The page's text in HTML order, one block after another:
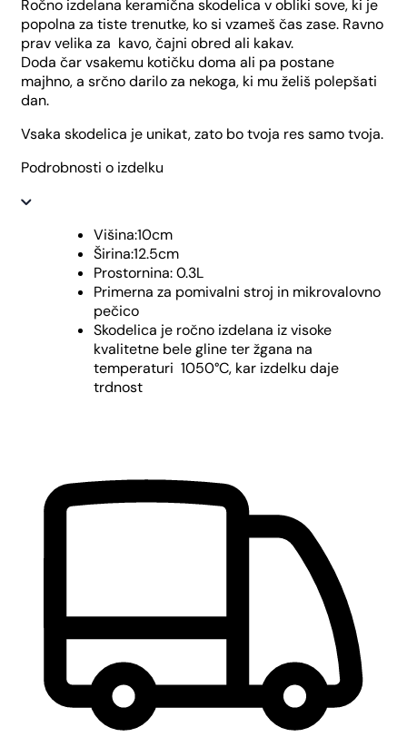
Ročno izdelana keramična skodelica v obliki sove, ki je
popolna za tiste trenutke, ko si vzameš čas zase. Ravno
prav velika za kavo, čajni obred ali kakav.
Doda čar vsakemu kotičku doma ali pa postane
majhno, a srčno darilo za nekoga, ki mu želiš polepšati
dan.
Vsaka skodelica je unikat, zato bo tvoja res samo tvoja.
Podrobnosti o izdelku
Višina:10cm
Širina:12.5cm
Prostornina: 0.3L
Primerna za pomivalni stroj in mikrovalovno
pečico
Skodelica je ročno izdelana iz visoke
kvalitetne bele gline ter žgana na
temperaturi 1050°C, kar izdelku daje
trdnost